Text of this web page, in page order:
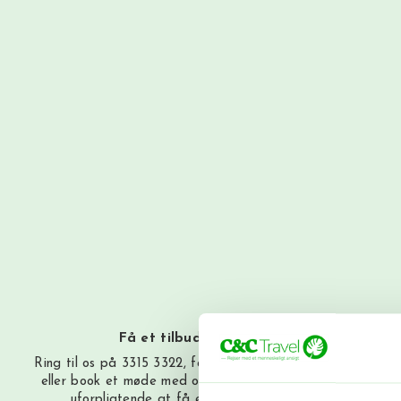
Få et tilbud
Ring til os på 3315 3322, få et tilbudher
eller book et møde med os. Det er helt